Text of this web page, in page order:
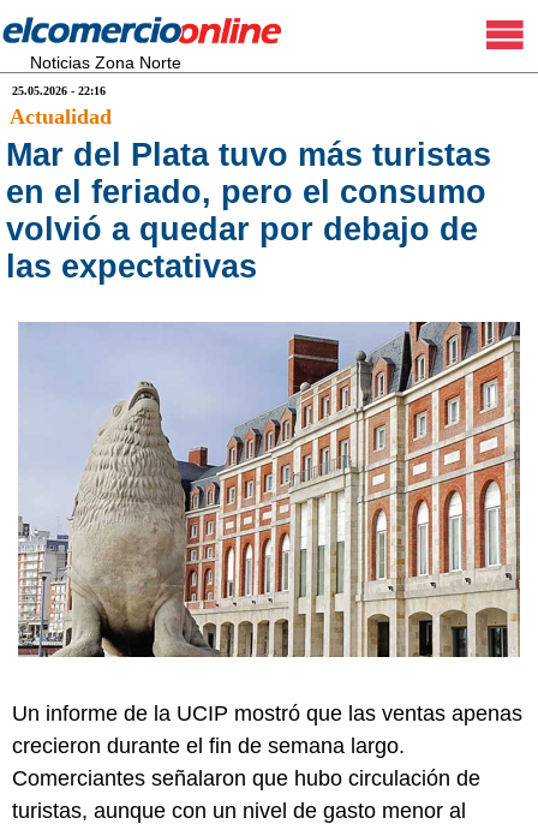
Noticias Zona Norte
25.05.2026 - 22:16
Actualidad
Mar del Plata tuvo más turistas
en el feriado, pero el consumo
volvió a quedar por debajo de
las expectativas
Un informe de la UCIP mostró que las ventas apenas
crecieron durante el fin de semana largo.
Comerciantes señalaron que hubo circulación de
turistas, aunque con un nivel de gasto menor al